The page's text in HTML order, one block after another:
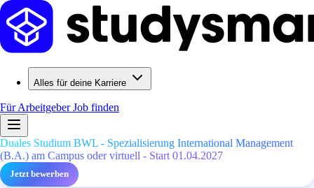
Alles für deine Karriere
Für ArbeitgeberJob finden
Duales Studium BWL - Spezialisierung International Management
(B.A.) am Campus oder virtuell - Start 01.04.2027
Jetzt bewerben